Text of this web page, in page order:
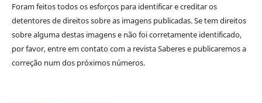
Foram feitos todos os esforços para identificar e creditar os
detentores de direitos sobre as imagens publicadas. Se tem direitos
sobre alguma destas imagens e não foi corretamente identificado,
por favor, entre em contato com a revista Saberes e publicaremos a
correção num dos próximos números.